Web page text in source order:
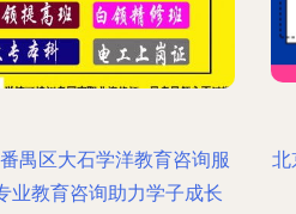
禺区大石学洋教育咨询服
业教育咨询助力学子成长
北